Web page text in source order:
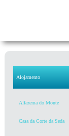
Alojamento
Alfazema do Monte
Casa da Corte da Seda